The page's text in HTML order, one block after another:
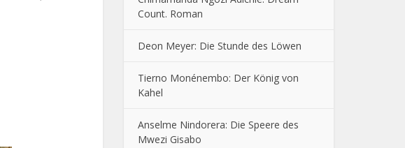
Count. Roman
Deon Meyer: Die Stunde des Löwen
Tierno Monénembo: Der König von
Kahel
Anselme Nindorera: Die Speere des
Mwezi Gisabo